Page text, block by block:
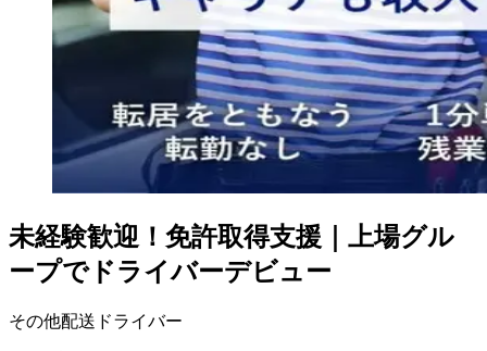
未経験歓迎！免許取得支援｜上場グル
ープでドライバーデビュー
その他配送ドライバー